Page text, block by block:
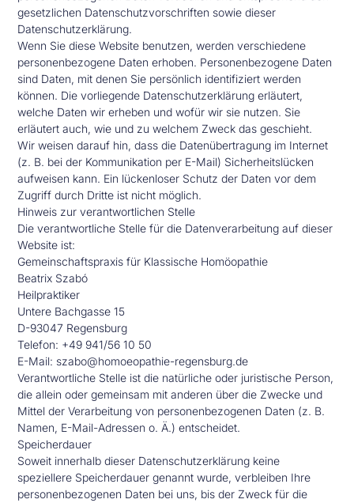
gesetzlichen Datenschutzvorschriften sowie dieser
Datenschutzerklärung.
Wenn Sie diese Website benutzen, werden verschiedene
personenbezogene Daten erhoben. Personenbezogene Daten
sind Daten, mit denen Sie persönlich identifiziert werden
können. Die vorliegende Datenschutzerklärung erläutert,
welche Daten wir erheben und wofür wir sie nutzen. Sie
erläutert auch, wie und zu welchem Zweck das geschieht.
Wir weisen darauf hin, dass die Datenübertragung im Internet
(z. B. bei der Kommunikation per E-Mail) Sicherheitslücken
aufweisen kann. Ein lückenloser Schutz der Daten vor dem
Zugriff durch Dritte ist nicht möglich.
Hinweis zur verantwortlichen Stelle
Die verantwortliche Stelle für die Datenverarbeitung auf dieser
Website ist:
Gemeinschaftspraxis für Klassische Homöopathie
Beatrix Szabó
Heilpraktiker
Untere Bachgasse 15
D-93047 Regensburg
Telefon: +49 941/56 10 50
E-Mail: szabo@homoeopathie-regensburg.de
Verantwortliche Stelle ist die natürliche oder juristische Person,
die allein oder gemeinsam mit anderen über die Zwecke und
Mittel der Verarbeitung von personenbezogenen Daten (z. B.
Namen, E-Mail-Adressen o. Ä.) entscheidet.
Speicherdauer
Soweit innerhalb dieser Datenschutzerklärung keine
speziellere Speicherdauer genannt wurde, verbleiben Ihre
personenbezogenen Daten bei uns, bis der Zweck für die